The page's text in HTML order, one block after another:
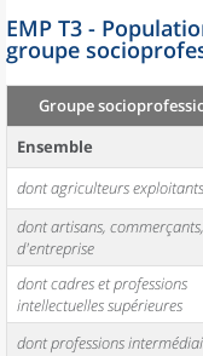
EMP T3 -
groupe
Groupe
Ensemble
dont agriculteurs exploitants
dont artisans,
d'entreprise
dont cadres et professions
intellectuelles supérieures
dont professions